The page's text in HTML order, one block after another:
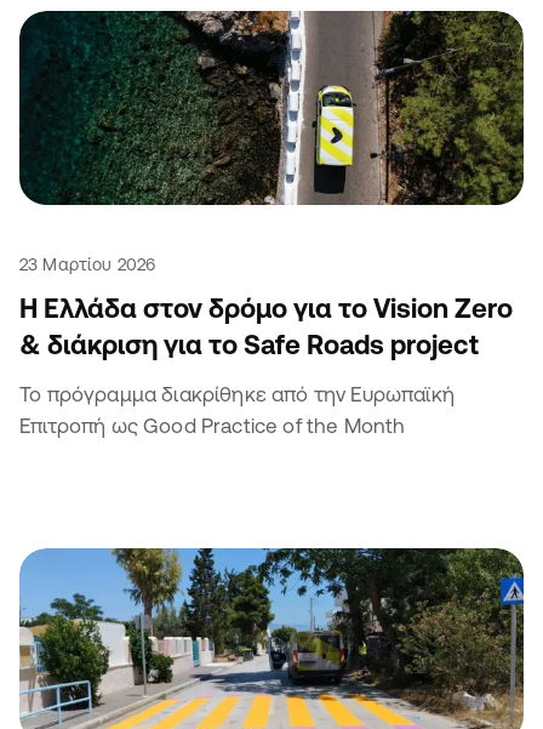
23 Μαρτίου 2026
Η Ελλάδα στον δρόμο για το Vision Zero
& διάκριση για το Safe Roads project
Το πρόγραμμα διακρίθηκε από την Ευρωπαϊκή
Επιτροπή ως Good Practice of the Month